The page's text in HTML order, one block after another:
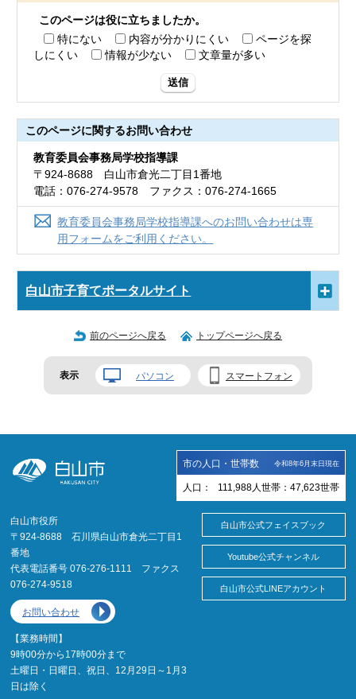
このページは役に立ちましたか。
特にない
内容が分かりにくい
ページを探
しにくい
情報が少ない 文章量が多い
送信
このページに関するお問い合わせ
教育委員会事務局学校指導課
〒924-8688 白山市倉光二丁目1番地
電話：076-274-9578 ファクス：076-274-1665
教育委員会事務局学校指導課へのお問い合わせは専
用フォームをご利用ください。
白山市子育てポータルサイト
前のページへ戻る トップページへ戻る
表示 パソコン スマートフォン
市の人口・世帯数 令和8年6月末日現在
人口： 111,988 人 世帯： 47,623世帯
白山市役所
〒924-8688 石川県白山市倉光二丁目1
番地
代表電話番号 076-276-1111 ファクス
076-274-9518
お問い合わせ
【業務時間】
9時00分から17時00分まで
土曜日・日曜日、祝日、12月29日～1月3
日は除く
白山市公式フェイスブック
Youtube公式チャンネル
白山市公式LINEアカウント